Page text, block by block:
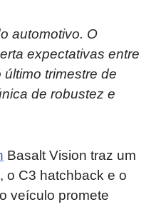
automotivo. O
expectativas entre
trimestre de
de robustez e
Basalt Vision traz um
o C3 hatchback e o
veículo promete